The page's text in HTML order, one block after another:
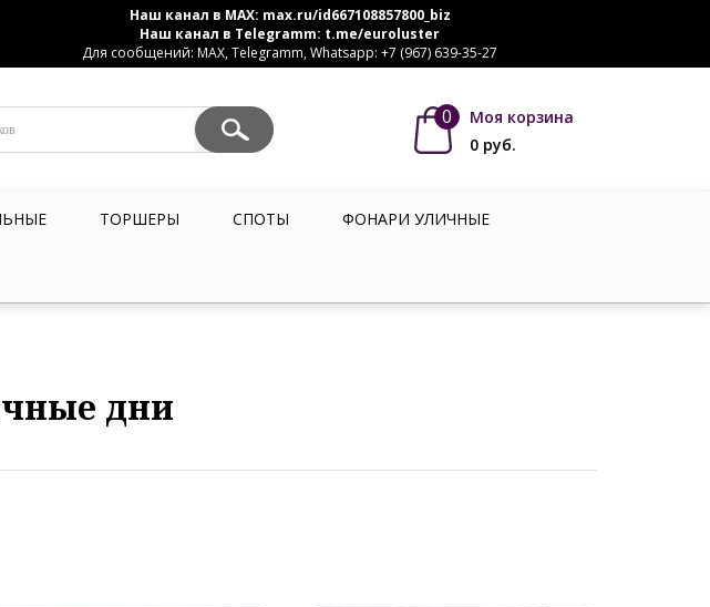
Наш канал в MAX: max.ru/id667108857800_biz
Наш канал в Telegramm: t.me/euroluster
Для сообщений: MAX, Telegramm, Whatsapp: +7 (967) 639-35-27
0
Моя корзина
0 руб.
ТОРШЕРЫ СПОТЫ ФОНАРИ УЛИЧНЫЕ
дни